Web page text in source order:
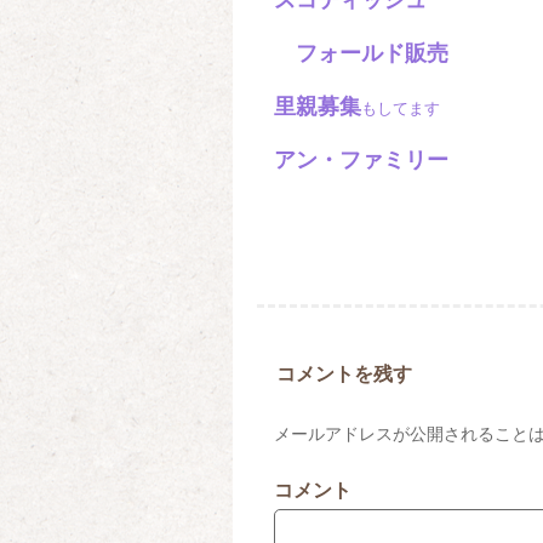
フォールド販売
里親募集もしてます
アン・ファミリー
コメントを残す
メールアドレスが公開されること
コメント